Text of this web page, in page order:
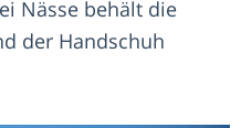
Nässe behält die
der Handschuh